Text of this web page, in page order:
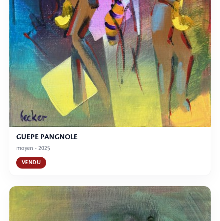
GUEPE PANGNOLE
moyen - 2025
VENDU